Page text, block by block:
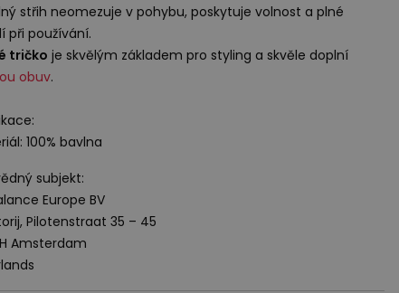
střih neomezuje v pohybu, poskytuje volnost a plné
při používání.
tričko je skvělým základem pro styling a skvěle doplní
obuv.
100% bavlna
subjekt:
Europe BV
Pilotenstraat 35 – 45
Amsterdam